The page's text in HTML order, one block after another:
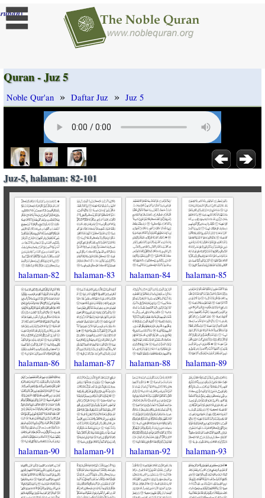
]
Quran - Juz 5
Noble Qur'an » Daftar Juz » Juz 5
Juz-5, halaman: 82-101
halaman-82 halaman-83 halaman-84 halaman-85
halaman-86 halaman-87 halaman-88 halaman-89
halaman-90 halaman-91 halaman-92 halaman-93